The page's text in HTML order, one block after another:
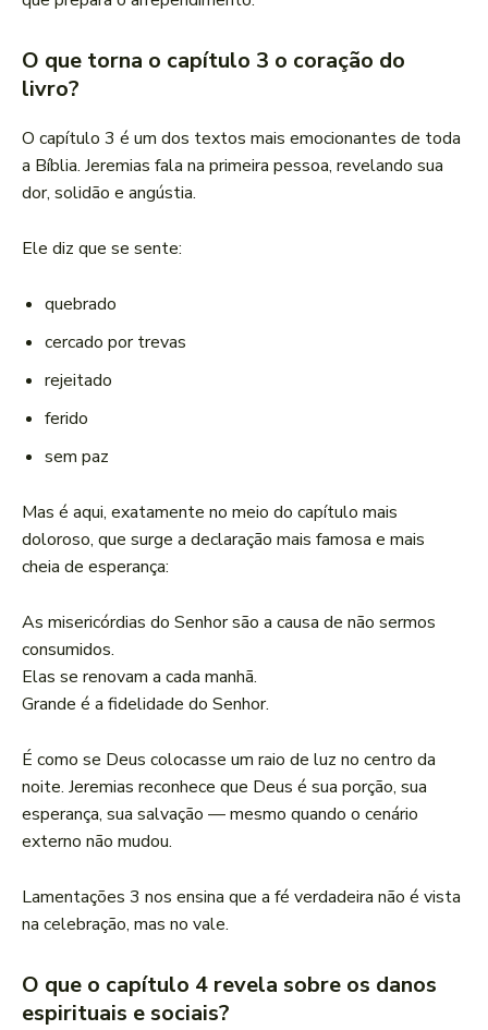
O que torna o capítulo 3 o coração do
livro?
O capítulo 3 é um dos textos mais emocionantes de toda
a Bíblia. Jeremias fala na primeira pessoa, revelando sua
dor, solidão e angústia.
Ele diz que se sente:
quebrado
cercado por trevas
rejeitado
ferido
sem paz
Mas é aqui, exatamente no meio do capítulo mais
doloroso, que surge a declaração mais famosa e mais
cheia de esperança:
As misericórdias do Senhor são a causa de não sermos
consumidos.
Elas se renovam a cada manhã.
Grande é a fidelidade do Senhor.
É como se Deus colocasse um raio de luz no centro da
noite. Jeremias reconhece que Deus é sua porção, sua
esperança, sua salvação — mesmo quando o cenário
externo não mudou.
Lamentações 3 nos ensina que a fé verdadeira não é vista
na celebração, mas no vale.
O que o capítulo 4 revela sobre os danos
espirituais e sociais?